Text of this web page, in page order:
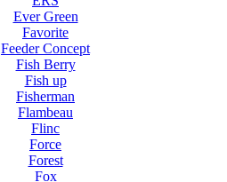
Ever Green
Favorite
Feeder Concept
Fish Berry
Fish up
Fisherman
Flambeau
Flinc
Force
Forest
Fox